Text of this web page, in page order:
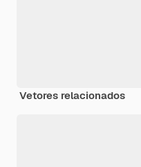
Vetores relacionados